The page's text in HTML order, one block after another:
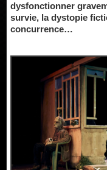
dysfonctionner
survie, la dystopie
concurrence…